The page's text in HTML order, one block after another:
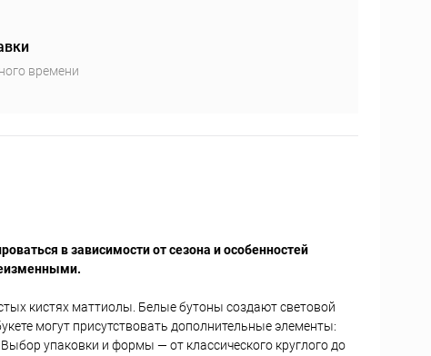
времени
в зависимости от сезона и особенностей
кистях маттиолы. Белые бутоны создают световой
могут присутствовать дополнительные элементы:
упаковки и формы — от классического круглого до